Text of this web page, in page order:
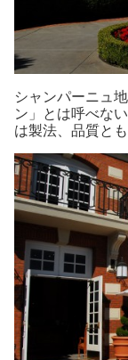
シャンパーニュ
ン」とは呼べな
は製法、品質と